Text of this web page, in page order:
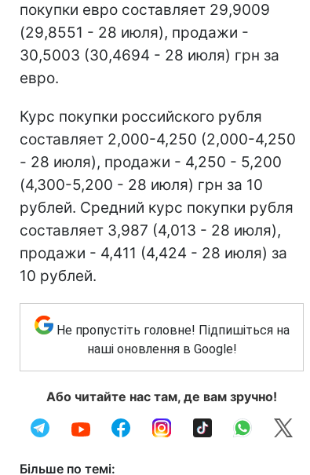
покупки евро составляет 29,9009
(29,8551 - 28 июля), продажи -
30,5003 (30,4694 - 28 июля) грн за
евро.
Курс покупки российского рубля
составляет 2,000-4,250 (2,000-4,250
- 28 июля), продажи - 4,250 - 5,200
(4,300-5,200 - 28 июля) грн за 10
рублей. Средний курс покупки рубля
составляет 3,987 (4,013 - 28 июля),
продажи - 4,411 (4,424 - 28 июля) за
10 рублей.
Не пропустіть головне! Підпишіться на
наші оновлення в Google!
Або читайте нас там, де вам зручно!
Більше по темі: